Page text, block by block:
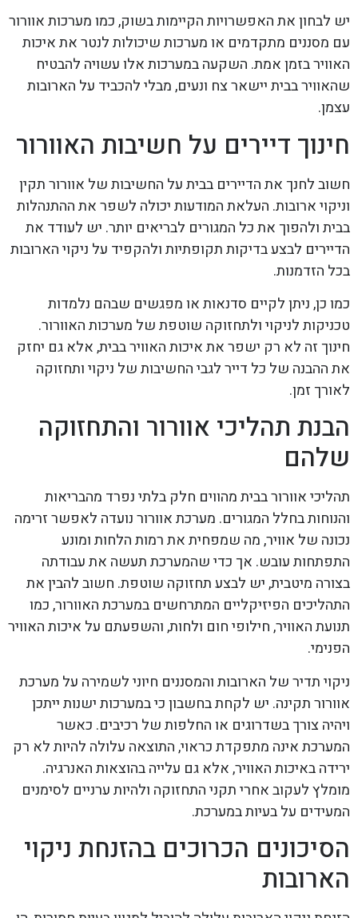
יש לבחון את האפשרויות הקיימות בשוק, כמו מערכות אוורור
עם מסננים מתקדמים או מערכות שיכולות לנטר את איכות
האוויר בזמן אמת. השקעה במערכות אלו עשויה להבטיח
שהאוויר בבית יישאר צח ונעים, מבלי להכביד על הארובות
עצמן.
חינוך דיירים על חשיבות האוורור
חשוב לחנך את הדיירים בבית על החשיבות של אוורור תקין
וניקוי ארובות. העלאת המודעות יכולה לשפר את ההתנהלות
בבית ולהפוך את כל המגורים לבריאים יותר. יש לעודד את
הדיירים לבצע בדיקות תקופתיות ולהקפיד על ניקוי הארובות
בכל הזדמנות.
כמו כן, ניתן לקיים סדנאות או מפגשים שבהם נלמדות
טכניקות לניקוי ולתחזוקה שוטפת של מערכות האוורור.
חינוך זה לא רק ישפר את איכות האוויר בבית, אלא גם יחזק
את ההבנה של כל דייר לגבי החשיבות של ניקוי ותחזוקה
לאורך זמן.
הבנת תהליכי אוורור והתחזוקה
שלהם
תהליכי אוורור בבית מהווים חלק בלתי נפרד מהבריאות
והנוחות בחלל המגורים. מערכת אוורור נועדה לאפשר זרימה
נכונה של אוויר, מה שמפחית את רמות הלחות ומונע
התפתחות עובש. אך כדי שהמערכת תעשה את עבודתה
בצורה מיטבית, יש לבצע תחזוקה שוטפת. חשוב להבין את
התהליכים הפיזיקליים המתרחשים במערכת האוורור, כמו
תנועת האוויר, חילופי חום ולחות, והשפעתם על איכות האוויר
הפנימי.
ניקוי תדיר של הארובות והמסננים חיוני לשמירה על מערכת
אוורור תקינה. יש לקחת בחשבון כי במערכות ישנות ייתכן
ויהיה צורך בשדרוגים או החלפות של רכיבים. כאשר
המערכת אינה מתפקדת כראוי, התוצאה עלולה להיות לא רק
ירידה באיכות האוויר, אלא גם עלייה בהוצאות האנרגיה.
מומלץ לעקוב אחרי תקני התחזוקה ולהיות ערניים לסימנים
המעידים על בעיות במערכת.
הסיכונים הכרוכים בהזנחת ניקוי
הארובות